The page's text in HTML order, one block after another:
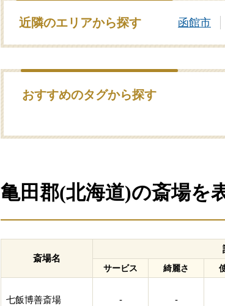
近隣のエリアから探す 函館市
おすすめのタグから探す
亀田郡(北海道)の斎場を
斎場名
サービス 綺麗さ
七飯博善斎場 - -